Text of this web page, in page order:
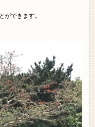
ができます。